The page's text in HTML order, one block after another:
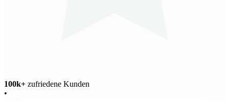
100k+ zufriedene Kunden
•